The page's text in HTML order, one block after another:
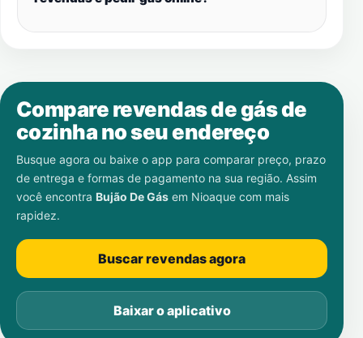
Compare revendas de gás de
cozinha no seu endereço
Busque agora ou baixe o app para comparar preço, prazo
de entrega e formas de pagamento na sua região. Assim
você encontra Bujão De Gás em Nioaque com mais
rapidez.
Buscar revendas agora
Baixar o aplicativo